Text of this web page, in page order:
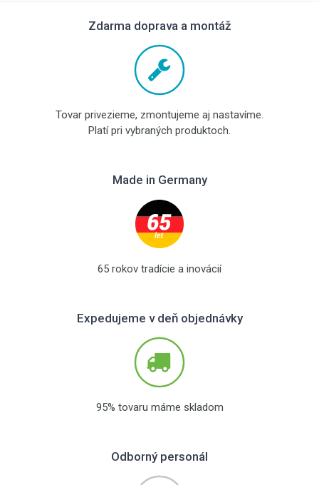
Zdarma doprava a montáž
Tovar privezieme, zmontujeme aj nastavíme.
Platí pri vybraných produktoch.
Made in Germany
65 rokov tradície a inovácií
Expedujeme v deň objednávky
95% tovaru máme skladom
Odborný personál